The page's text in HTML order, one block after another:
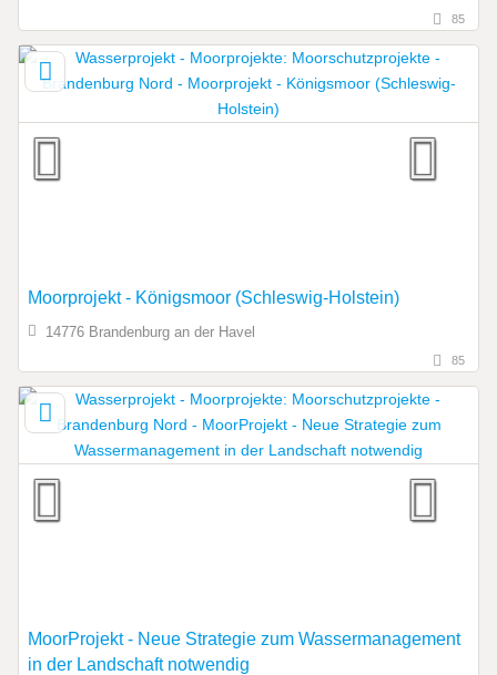
85
Moorprojekt - Königsmoor (Schleswig-Holstein)
14776 Brandenburg an der Havel
85
MoorProjekt - Neue Strategie zum Wassermanagement
in der Landschaft notwendig